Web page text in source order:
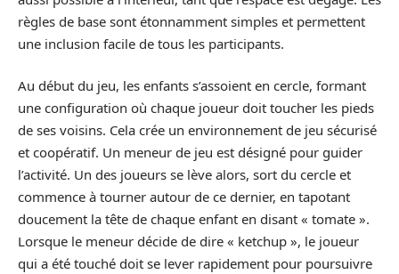
règles de base sont étonnamment simples et permettent
une inclusion facile de tous les participants.
Au début du jeu, les enfants s’assoient en cercle, formant
une configuration où chaque joueur doit toucher les pieds
de ses voisins. Cela crée un environnement de jeu sécurisé
et coopératif. Un meneur de jeu est désigné pour guider
l’activité. Un des joueurs se lève alors, sort du cercle et
commence à tourner autour de ce dernier, en tapotant
doucement la tête de chaque enfant en disant « tomate ».
Lorsque le meneur décide de dire « ketchup », le joueur
qui a été touché doit se lever rapidement pour poursuivre